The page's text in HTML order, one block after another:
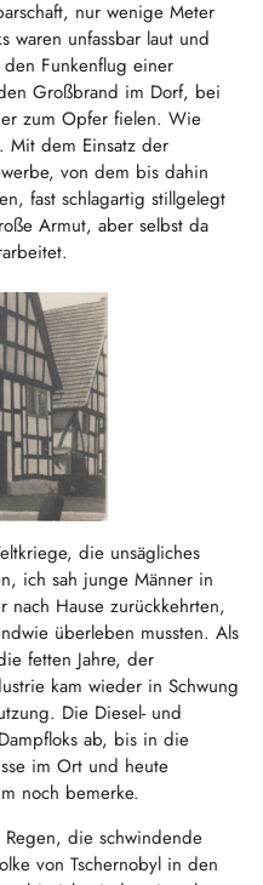
nur wenige Meter
waren unfassbar laut und
Funkenflug einer
Großbrand im Dorf, bei
zum Opfer fielen. Wie
dem Einsatz der
von dem bis dahin
fast schlagartig stillgelegt
Armut, aber selbst da
die unsägliches
ich sah junge Männer in
Hause zurückkehrten,
überleben mussten. Als
fetten Jahre, der
kam wieder in Schwung
Die Diesel- und
ab, bis in die
im Ort und heute
noch bemerke.
die schwindende
von Tschernobyl in den